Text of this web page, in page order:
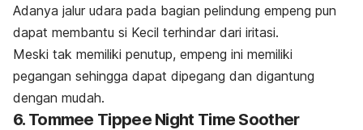
Adanya jalur udara pada bagian pelindung empeng pun
dapat membantu si Kecil terhindar dari iritasi.
Meski tak memiliki penutup, empeng ini memiliki
pegangan sehingga dapat dipegang dan digantung
dengan mudah.
6. Tommee Tippee Night Time Soother